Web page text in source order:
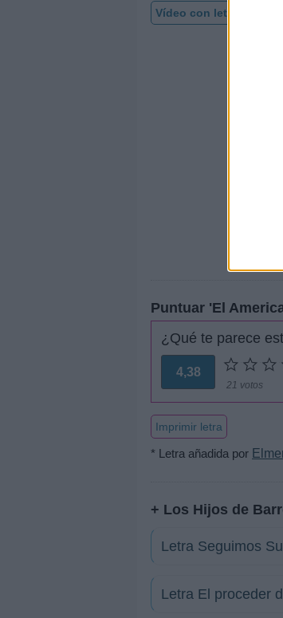
Vídeo con letra
Puntuar 'El
¿Qué te parece
4,38
21 votos
Imprimir letra
* Letra añadida por
+ Los Hijos de
Letra Seguimos
Letra El proceder